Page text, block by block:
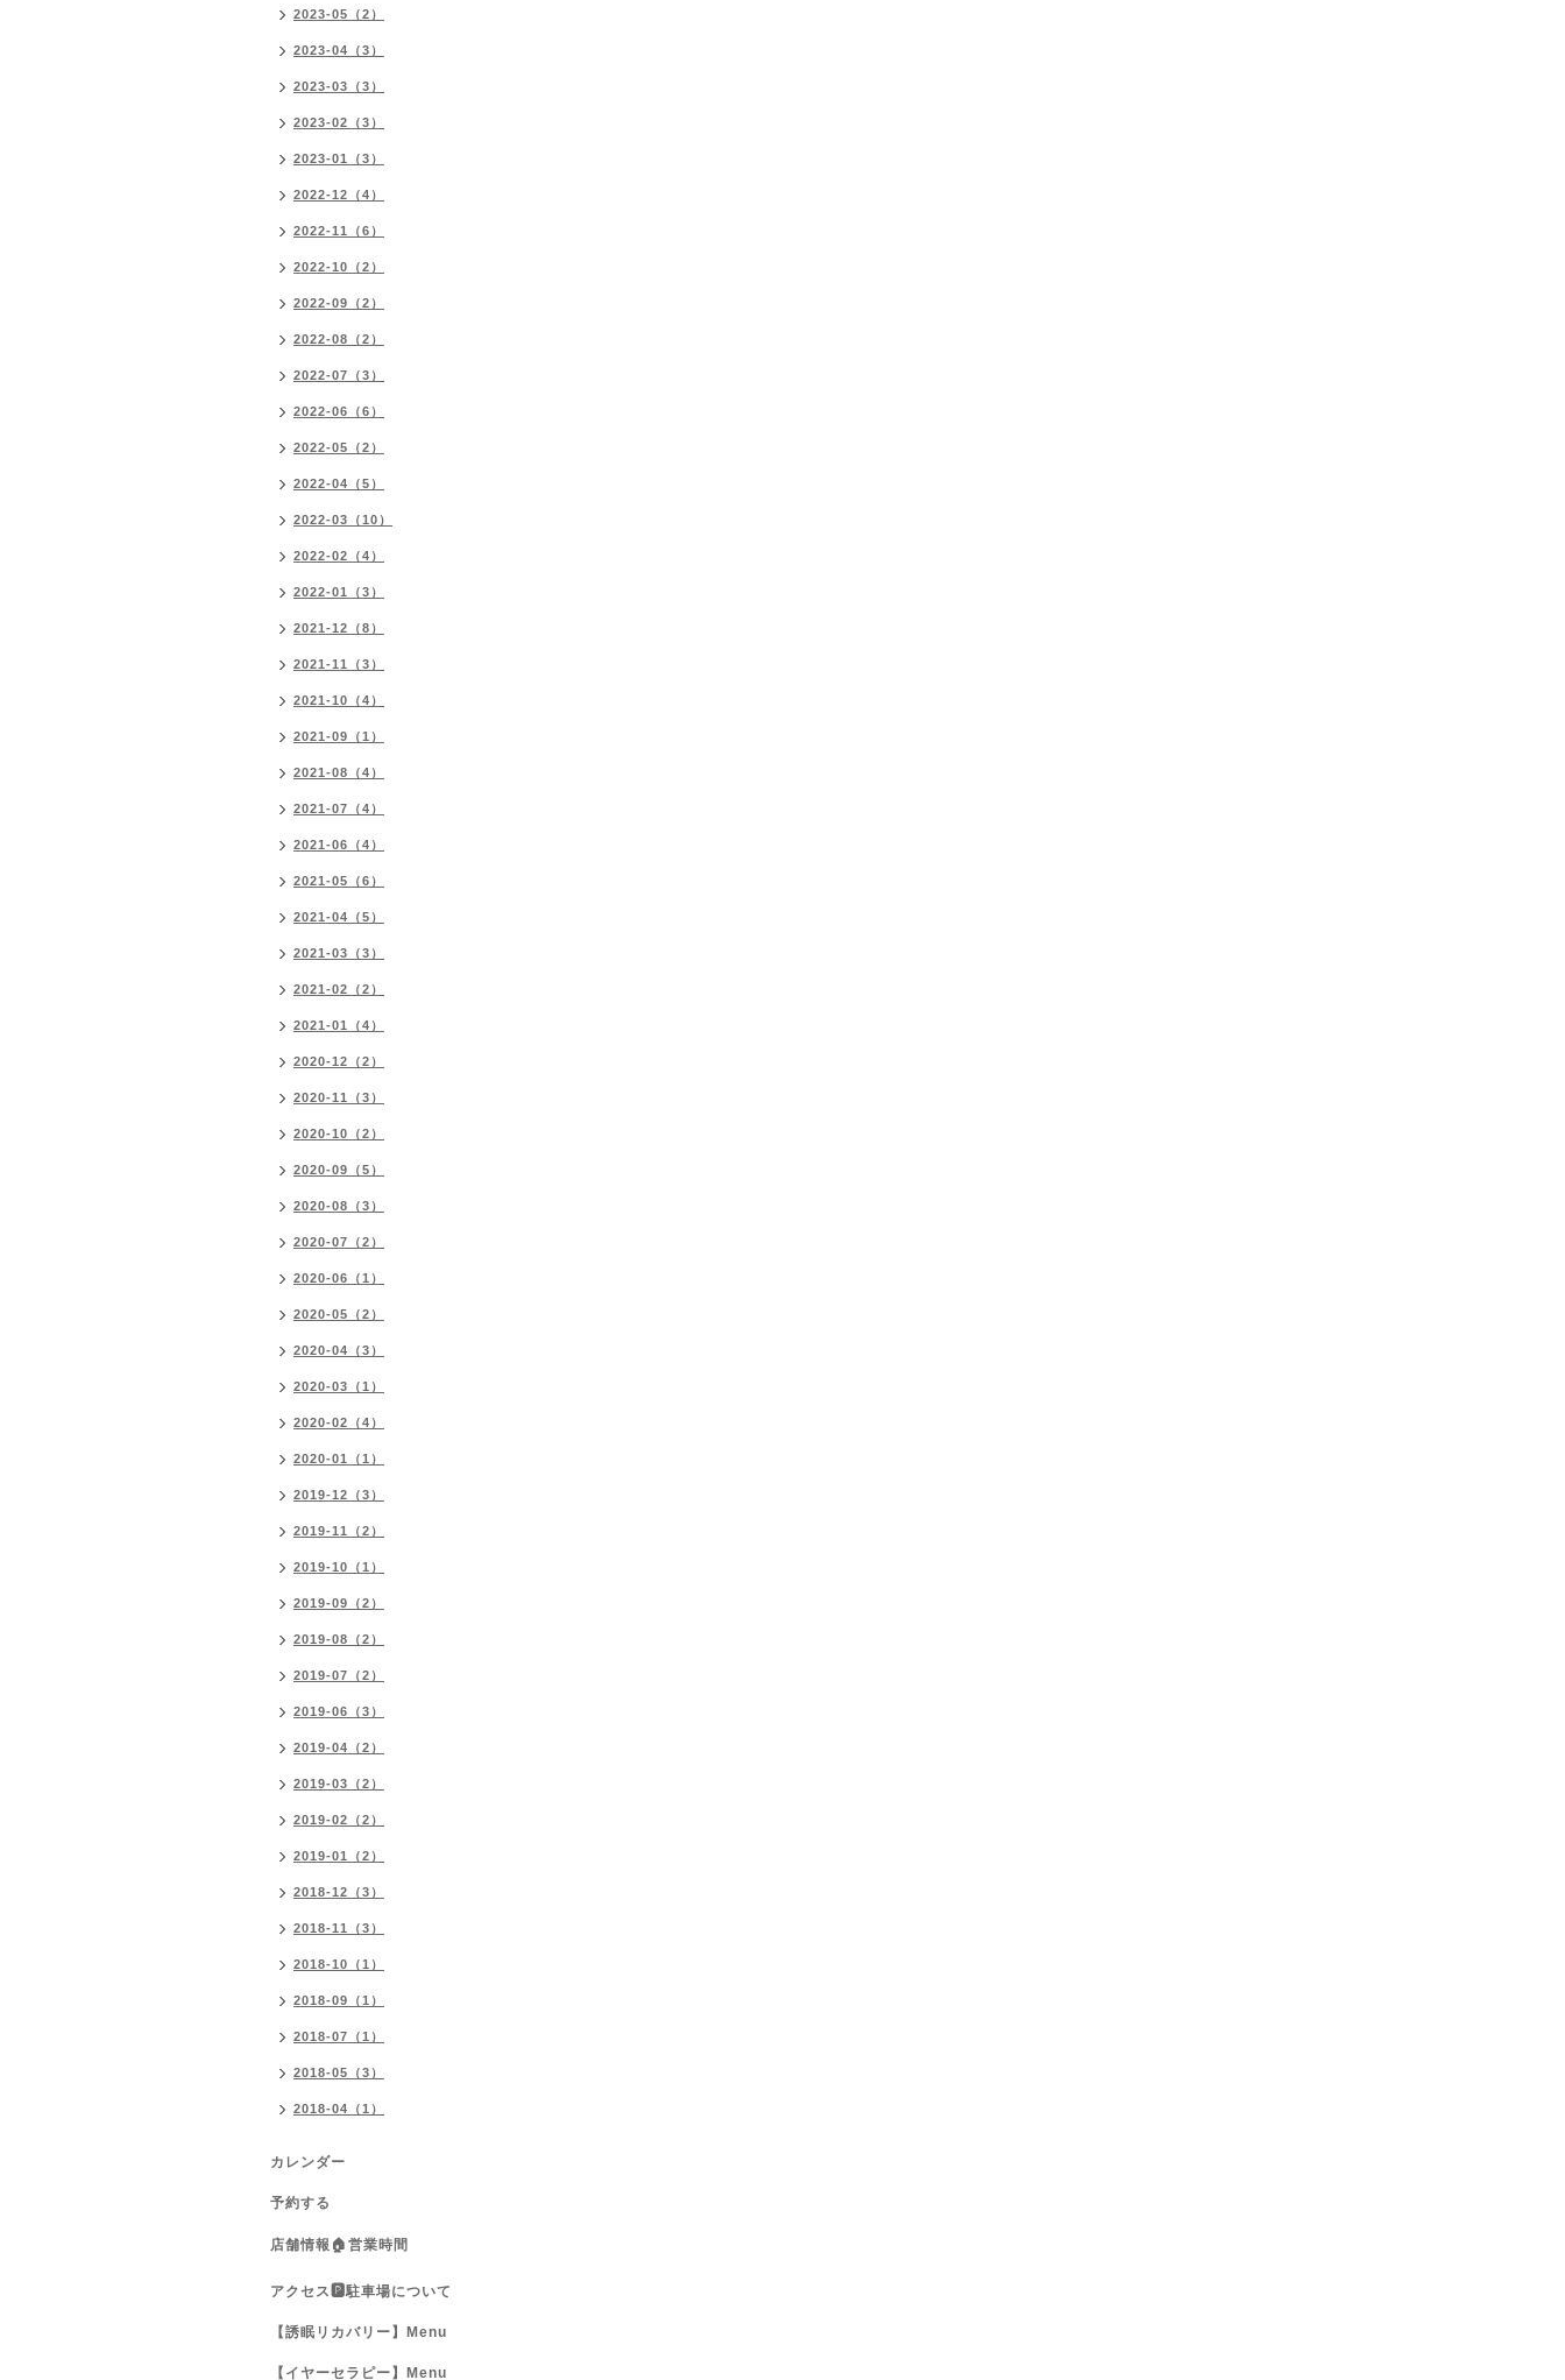
2023-05（2）
2023-04（3）
2023-03（3）
2023-02（3）
2023-01（3）
2022-12（4）
2022-11（6）
2022-10（2）
2022-09（2）
2022-08（2）
2022-07（3）
2022-06（6）
2022-05（2）
2022-04（5）
2022-03（10）
2022-02（4）
2022-01（3）
2021-12（8）
2021-11（3）
2021-10（4）
2021-09（1）
2021-08（4）
2021-07（4）
2021-06（4）
2021-05（6）
2021-04（5）
2021-03（3）
2021-02（2）
2021-01（4）
2020-12（2）
2020-11（3）
2020-10（2）
2020-09（5）
2020-08（3）
2020-07（2）
2020-06（1）
2020-05（2）
2020-04（3）
2020-03（1）
2020-02（4）
2020-01（1）
2019-12（3）
2019-11（2）
2019-10（1）
2019-09（2）
2019-08（2）
2019-07（2）
2019-06（3）
2019-04（2）
2019-03（2）
2019-02（2）
2019-01（2）
2018-12（3）
2018-11（3）
2018-10（1）
2018-09（1）
2018-07（1）
2018-05（3）
2018-04（1）
カレンダー
予約する
店舗情報🏠営業時間
アクセス🅿️駐車場について
【誘眠リカバリー】Menu
【イヤーセラピー】Menu